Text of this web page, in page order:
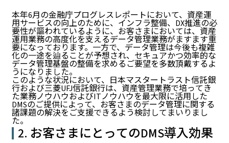
本年6月の金融庁プログレスレポートにおいて、資産運
用サービスの向上のために、インフラ整備、DX推進の必
要性が謳われているように、お客さまにおいては、資産
運用業務の高度化を支えるデータ管理業務がますます重
要になっております。一方で、データ管理は今後も複雑
化の一途を辿ることが予想され、セキュアかつ効率的な
データ管理基盤の整備を求めるご要望を多数頂戴するよ
うになりました。
このような状況において、日本マスタートラスト信託銀
行および三菱UFJ信託銀行は、資産管理業務で培ってき
た業務ノウハウおよびITノウハウを最大限に活用した
DMSのご提供によって、お客さまのデータ管理に関する
諸課題の解決をご支援できるよう検討してまいりまし
た。
2. お客さまにとってのDMS導入効果